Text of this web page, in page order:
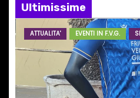
a
r
i
Ultimissime
ATTUALITA' EVENTI IN F.V.G.